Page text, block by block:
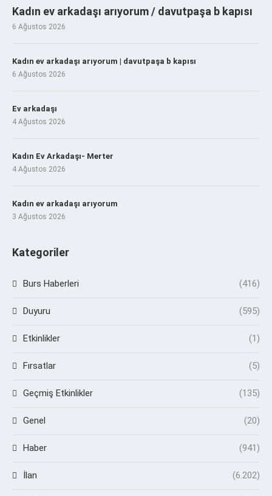
Kadın ev arkadaşı arıyorum / davutpaşa b kapısı
6 Ağustos 2026
Kadın ev arkadaşı arıyorum | davutpaşa b kapısı
6 Ağustos 2026
Ev arkadaşı
4 Ağustos 2026
Kadın Ev Arkadaşı- Merter
4 Ağustos 2026
Kadın ev arkadaşı arıyorum
3 Ağustos 2026
Kategoriler
Burs Haberleri (416)
Duyuru (595)
Etkinlikler (1)
Fırsatlar (5)
Geçmiş Etkinlikler (135)
Genel (20)
Haber (941)
İlan (6.202)